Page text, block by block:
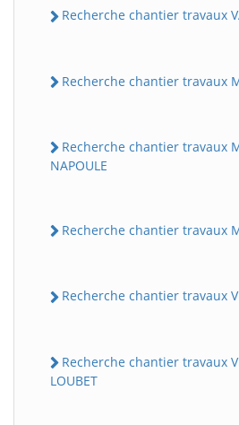
Recherche chantier travaux
Recherche chantier travaux
Recherche chantier travaux
NAPOULE
Recherche chantier travaux
Recherche chantier travaux
Recherche chantier travaux
LOUBET